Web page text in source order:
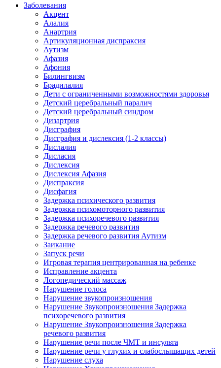
Заболевания
Акцент
Алалия
Анартрия
Артикуляционная диспраксия
Аутизм
Афазия
Афония
Билингвизм
Брадилалия
Дети с ограниченными возможностями здоровья
Детский церебральный паралич
Детский церебральный синдром
Дизартрия
Дисграфия
Дисграфия и дислексия (1-2 классы)
Дислалия
Дисласия
Дислексия
Дислексия Афазия
Диспраксия
Дисфагия
Задержка психического развития
Задержка психомоторного развития
Задержка психоречевого развития
Задержка речевого развития
Задержка речевого развития Аутизм
Заикание
Запуск речи
Игровая терапия центрированная на ребенке
Исправление акцента
Логопедический массаж
Нарушение голоса
Нарушение звукопроизношения
Нарушение Звукопроизношения Задержка
психоречевого развития
Нарушение Звукопроизношения Задержка
речевого развития
Нарушение речи после ЧМТ и инсульта
Нарушение речи у глухих и слабослышащих детей
Нарушение слуха